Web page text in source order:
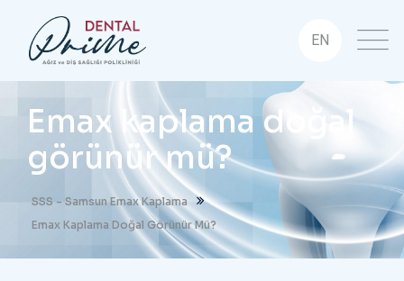
EN
Emax kaplama doğal
görünür mü?
SSS - Samsun Emax Kaplama
Emax Kaplama Doğal Görünür Mü?